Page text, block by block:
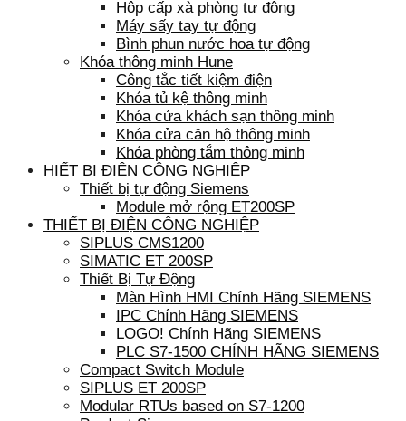
Hộp cấp xà phòng tự động
Máy sấy tay tự động
Bình phun nước hoa tự động
Khóa thông minh Hune
Công tắc tiết kiệm điện
Khóa tủ kệ thông minh
Khóa cửa khách sạn thông minh
Khóa cửa căn hộ thông minh
Khóa phòng tắm thông minh
HIẾT BỊ ĐIỆN CÔNG NGHIỆP
Thiết bị tự động Siemens
Module mở rộng ET200SP
THIẾT BỊ ĐIỆN CÔNG NGHIỆP
SIPLUS CMS1200
SIMATIC ET 200SP
Thiết Bị Tự Động
Màn Hình HMI Chính Hãng SIEMENS
IPC Chính Hãng SIEMENS
LOGO! Chính Hãng SIEMENS
PLC S7-1500 CHÍNH HÃNG SIEMENS
Compact Switch Module
SIPLUS ET 200SP
Modular RTUs based on S7-1200